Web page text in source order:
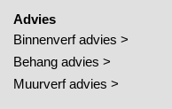
Advies
Binnenverf advies >
Behang advies >
Muurverf advies >